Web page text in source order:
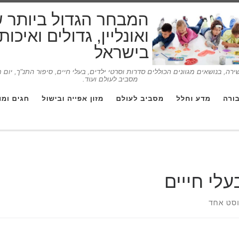
המבחר הגדול
ואונליין, גדולים
בישראל
בנושאים מגוונים הכוללים סדרות וסרטי ילדים, בעלי חיים, סיפור התנ"ך,
מסביב לעולם ועוד.
מדע וחלל מסביב לעולם מזון אפייה ובישול חגים
חייים
אחד